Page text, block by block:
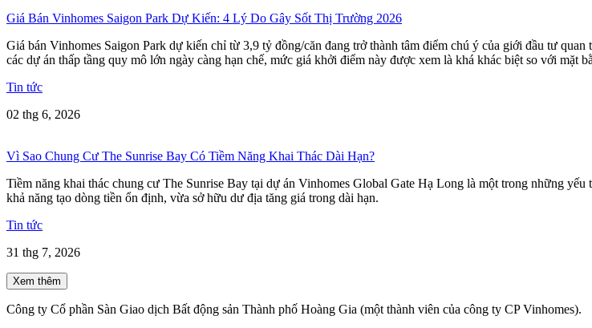
Giá Bán Vinhomes Saigon Park Dự Kiến: 4 Lý Do Gây Sốt Thị Trường 2026
Giá bán Vinhomes Saigon Park dự kiến chỉ từ 3,9 tỷ đồng/căn đang trở thành tâm điểm chú ý của giới đầu tư
các dự án thấp tầng quy mô lớn ngày càng hạn chế, mức giá khởi điểm này được xem là khá khác biệt so với mặt
Tin tức
02 thg 6, 2026
Vì Sao Chung Cư The Sunrise Bay Có Tiềm Năng Khai Thác Dài Hạn?
Tiềm năng khai thác chung cư The Sunrise Bay tại dự án Vinhomes Global Gate Hạ Long là một trong những
khả năng tạo dòng tiền ổn định, vừa sở hữu dư địa tăng giá trong dài hạn.
Tin tức
31 thg 7, 2026
Xem thêm
Công ty Cổ phần Sàn Giao dịch Bất động sản Thành phố Hoàng Gia (một thành viên của công ty CP Vinhomes).